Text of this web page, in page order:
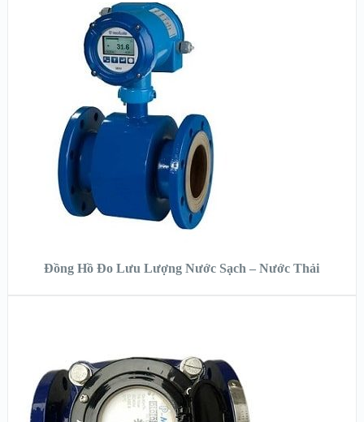
XEM NHANH
XEM CHI TIẾT
ĐỌC TIẾP
Đồng Hồ Đo Lưu Lượng Nước Sạch – Nước Thải
XEM NHANH
XEM CHI TIẾT